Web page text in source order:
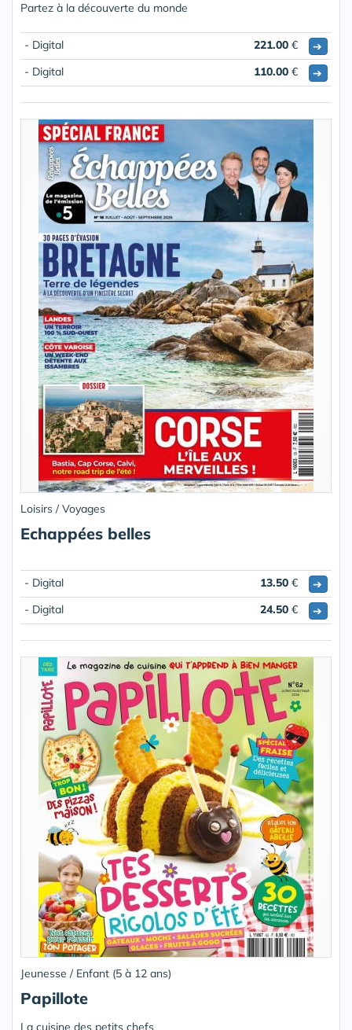
Partez à la découverte du monde
- Digital 221.00 €
➔
- Digital
110.00 € ➔
Loisirs / Voyages
Echappées belles
- Digital 13.50 €
➔
- Digital
24.50 € ➔
Jeunesse / Enfant (5 à 12 ans)
Papillote
La cuisine des petits chefs